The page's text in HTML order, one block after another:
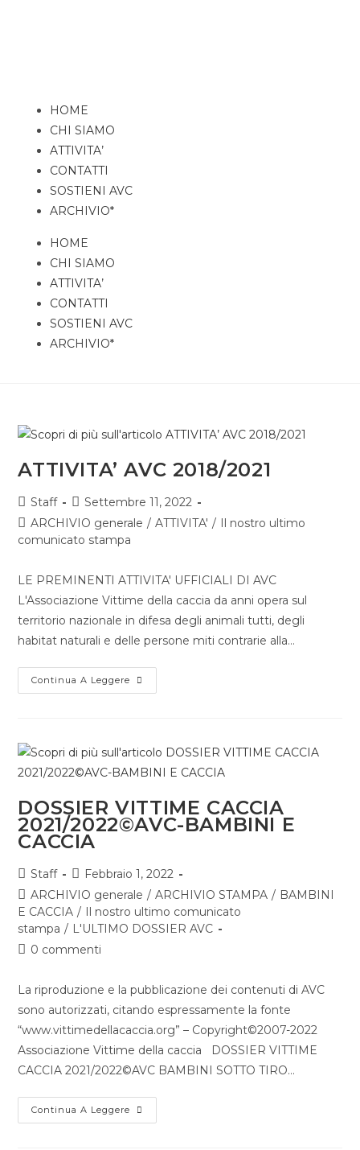
HOME
CHI SIAMO
ATTIVITA’
CONTATTI
SOSTIENI AVC
ARCHIVIO*
HOME
CHI SIAMO
ATTIVITA’
CONTATTI
SOSTIENI AVC
ARCHIVIO*
ATTIVITA’ AVC 2018/2021
Staff
Settembre 11, 2022
ARCHIVIO generale / ATTIVITA' / Il nostro ultimo
comunicato stampa
LE PREMINENTI ATTIVITA' UFFICIALI DI AVC
L'Associazione Vittime della caccia da anni opera sul
territorio nazionale in difesa degli animali tutti, degli
habitat naturali e delle persone miti contrarie alla…
Continua A Leggere
DOSSIER VITTIME CACCIA
2021/2022©AVC-BAMBINI E
CACCIA
Staff
Febbraio 1, 2022
ARCHIVIO generale / ARCHIVIO STAMPA / BAMBINI
E CACCIA / Il nostro ultimo comunicato
stampa / L'ULTIMO DOSSIER AVC
0 commenti
La riproduzione e la pubblicazione dei contenuti di AVC
sono autorizzati, citando espressamente la fonte
“www.vittimedellacaccia.org” – Copyright©2007-2022
Associazione Vittime della caccia DOSSIER VITTIME
CACCIA 2021/2022©AVC BAMBINI SOTTO TIRO…
Continua A Leggere